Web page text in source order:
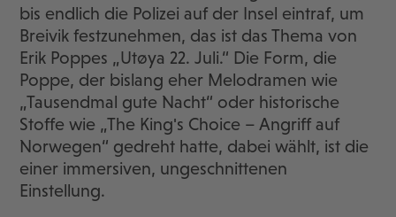
bis endlich die Polizei auf der Insel eintraf, um
Breivik festzunehmen, das ist das Thema von
Erik Poppes „Utøya 22. Juli.“ Die Form, die
Poppe, der bislang eher Melodramen wie
„Tausendmal gute Nacht“ oder historische
Stoffe wie „The King's Choice – Angriff auf
Norwegen“ gedreht hatte, dabei wählt, ist die
einer immersiven, ungeschnittenen
Einstellung.